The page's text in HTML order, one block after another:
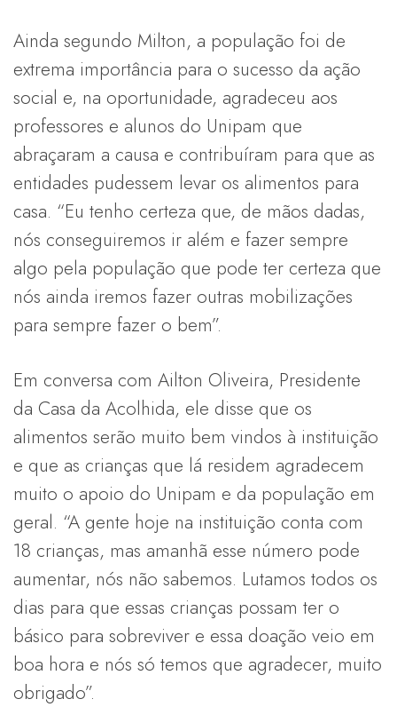
Ainda segundo Milton, a população foi de
extrema importância para o sucesso da ação
social e, na oportunidade, agradeceu aos
professores e alunos do Unipam que
abraçaram a causa e contribuíram para que as
entidades pudessem levar os alimentos para
casa. “Eu tenho certeza que, de mãos dadas,
nós conseguiremos ir além e fazer sempre
algo pela população que pode ter certeza que
nós ainda iremos fazer outras mobilizações
para sempre fazer o bem”.
Em conversa com Ailton Oliveira, Presidente
da Casa da Acolhida, ele disse que os
alimentos serão muito bem vindos à instituição
e que as crianças que lá residem agradecem
muito o apoio do Unipam e da população em
geral. “A gente hoje na instituição conta com
18 crianças, mas amanhã esse número pode
aumentar, nós não sabemos. Lutamos todos os
dias para que essas crianças possam ter o
básico para sobreviver e essa doação veio em
boa hora e nós só temos que agradecer, muito
obrigado”.